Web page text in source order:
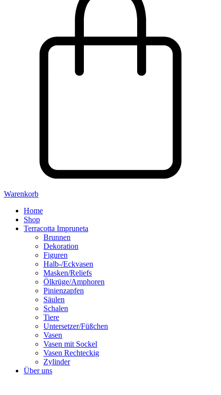
Warenkorb
Home
Shop
Terracotta Impruneta
Brunnen
Dekoration
Figuren
Halb-/Eckvasen
Masken/Reliefs
Ölkrüge/Amphoren
Pinienzapfen
Säulen
Schalen
Tiere
Untersetzer/Füßchen
Vasen
Vasen mit Sockel
Vasen Rechteckig
Zylinder
Über uns